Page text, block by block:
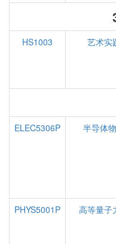
HS1003 艺术实
ELEC5306P 半导体
PHYS5001P
高等量子